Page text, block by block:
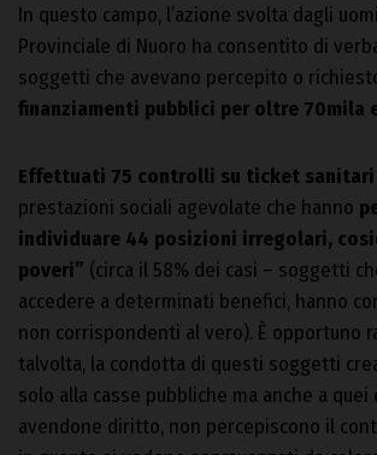
In questo campo, l’azione svolta dagli
Provinciale di Nuoro ha consentito di
soggetti che avevano percepito o
finanziamenti pubblici per oltre 70mila
Effettuati 75 controlli su ticket sanitari
prestazioni sociali agevolate che hanno
individuare 44 posizioni irregolari,
poveri” (circa il 58% dei casi – soggetti
accedere a determinati benefici, hanno
non corrispondenti al vero). È opportuno
talvolta, la condotta di questi soggetti
solo alla casse pubbliche ma anche a
avendone diritto, non percepiscono il